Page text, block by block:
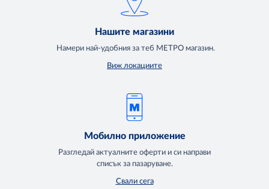
Нашите магазини
Намери най-удобния за теб МЕТРО магазин.
Виж локациите
Мобилно приложение
Разгледай актуалните оферти и си направи
списък за пазаруване.
Свали сега